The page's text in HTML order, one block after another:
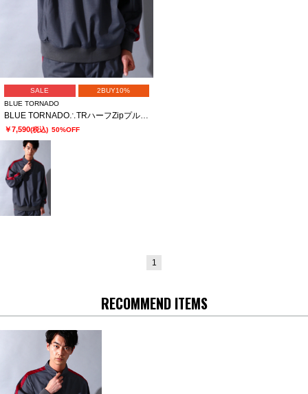
SALE
2BUY10%
BLUE TORNADO
￥7,590(税込) 50%OFF
1
RECOMMEND ITEMS